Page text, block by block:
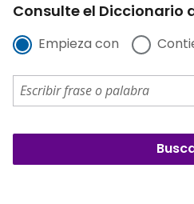
Consulte el Diccionario
Empieza con